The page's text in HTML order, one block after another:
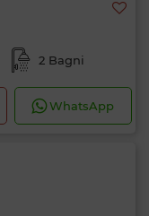
2 Bagni
WhatsApp